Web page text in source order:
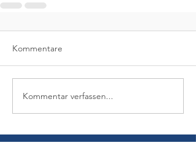
Kommentare
Kommentar verfassen...